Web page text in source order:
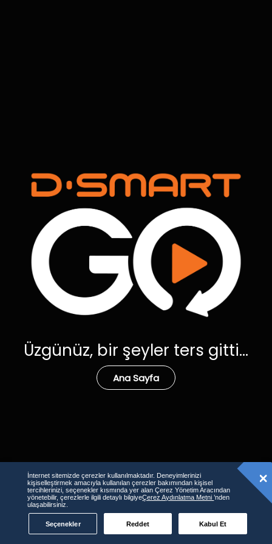
Üzgünüz, bir şeyler ters gitti...
Ana Sayfa
İnternet sitemizde çerezler kullanılmaktadır. Deneyimlerinizi
kişiselleştirmek amacıyla kullanılan çerezler bakımından kişisel
tercihlerinizi, seçenekler kısmında yer alan Çerez Yönetim Aracından
yönetebilir, çerezlerle ilgili detaylı bilgiyeÇerez Aydınlatma Metni’nden
ulaşabilirsiniz.
Seçenekler Reddet Kabul Et